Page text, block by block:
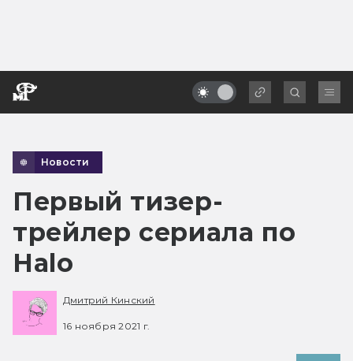
Новости
Первый тизер-
трейлер сериала по
Halo
Дмитрий Кинский
16 ноября 2021 г.